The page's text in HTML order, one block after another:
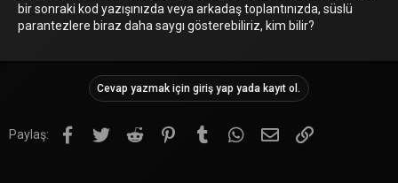
bir sonraki kod yazışınızda veya arkadaş toplantınızda, süslü
parantezlere biraz daha saygı gösterebiliriz, kim bilir?
Cevap yazmak için giriş yap yada kayıt ol.
Paylaş: Facebook
TwitterReddit PinterestTumblrWhatsApp
E-postaLink